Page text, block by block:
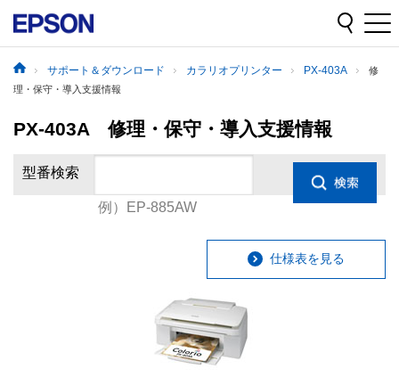
サポート＆ダウンロード カラリオプリンター PX-403A
修
理・保守・導入支援情報
PX-403A 修理・保守・導入支援情報
型番検索
例）EP-885AW
仕様表を見る